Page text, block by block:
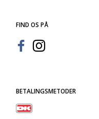
FIND OS PÅ
BETALINGSMETODER